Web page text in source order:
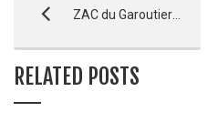
ZAC du Garoutier – La Ciotat
RELATED POSTS